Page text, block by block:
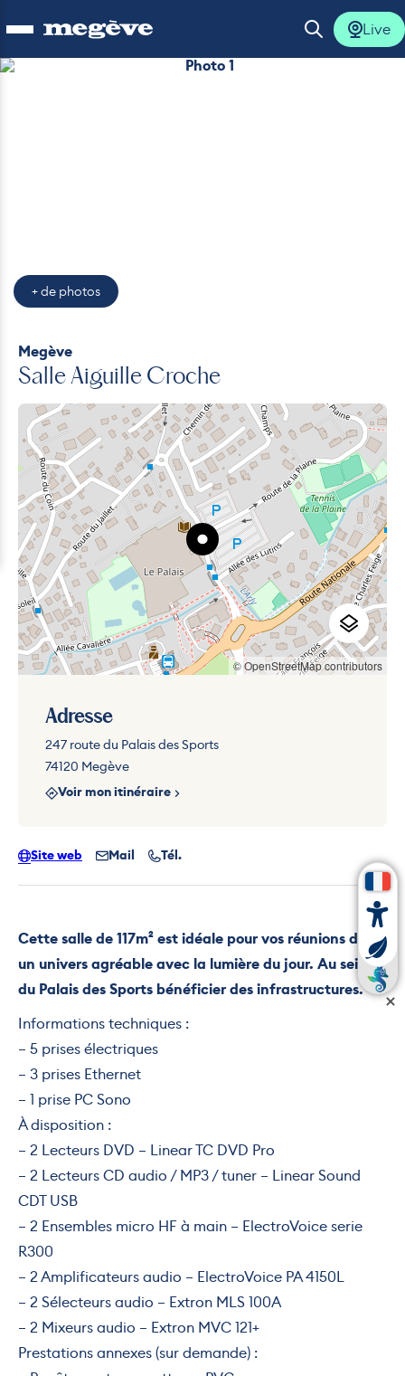
Ouvrir le menu Ouvrir la
Live
Megève
Salle Aiguille Croche
Photo 1
+ de photos
Cette salle de 117m² est idéale pour vos réunions dans
un univers agréable avec la lumière du jour. Au sein
du Palais des Sports bénéficier des infrastructures.
Informations techniques :
– 5 prises électriques
– 3 prises Ethernet
– 1 prise PC Sono
À disposition :
– 2 Lecteurs DVD – Linear TC DVD Pro
– 2 Lecteurs CD audio / MP3 / tuner – Linear Sound
CDT USB
– 2 Ensembles micro HF à main – ElectroVoice serie
R300
– 2 Amplificateurs audio – ElectroVoice PA 4150L
– 2 Sélecteurs audio – Extron MLS 100A
– 2 Mixeurs audio – Extron MVC 121+
Prestations annexes (sur demande) :
© OpenStreetMap contributors
Adresse
247 route du Palais des Sports
74120 Megève
Voir mon itinéraire
Site web Mail Tél.